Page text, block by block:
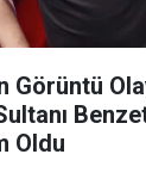
Görüntü
Oldu